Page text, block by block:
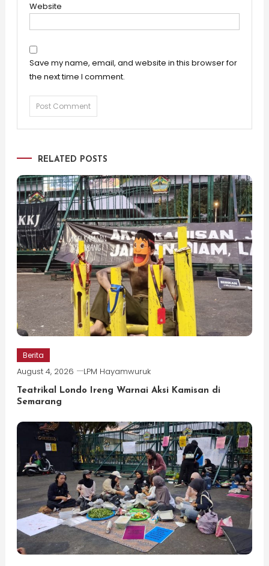
Website
Save my name, email, and website in this browser for
the next time I comment.
RELATED POSTS
Berita
August 4, 2026 LPM Hayamwuruk
Teatrikal Londo Ireng Warnai Aksi Kamisan di
Semarang